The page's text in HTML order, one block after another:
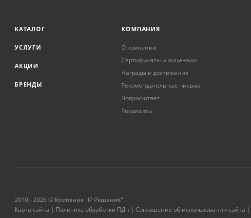
КАТАЛОГ
УСЛУГИ
АКЦИИ
БРЕНДЫ
КОМПАНИЯ
О компании
Сертификаты и лицензии
Награды и достижения
Рекомендательные письма
Вопрос-ответ
Реквизиты
2010 - 2026 © Компания "IP Решения".
Карта сайта | Политика обработки ПДн | Соглашение об использовании сайта |